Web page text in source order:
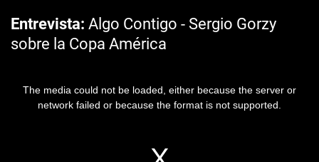
Entrevista Algo Contigo - Sergio Gorzy
sobre la Copa América
The media could not be loaded, either because the server or
network failed or because the format is not supported.